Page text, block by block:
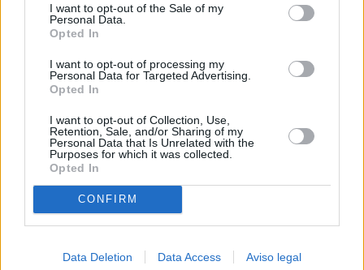
cualquier momento entrando de nuevo en este sitio web o
visitando nuestra política de privacidad.
I want to opt-out of the Sale of my
Personal Data.
Opted In
I want to opt-out of processing my
Personal Data for Targeted Advertising.
Opted In
I want to opt-out of Collection, Use,
Retention, Sale, and/or Sharing of my
Personal Data that Is Unrelated with the
Purposes for which it was collected.
Opted In
CONFIRM
Data Deletion Data Access Aviso legal